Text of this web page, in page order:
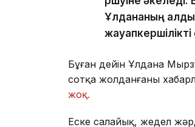
Ұлдананың
Бұған дейін Ұлдана
сотқа жолданғаны
жоқ.
Еске салайық, жедел